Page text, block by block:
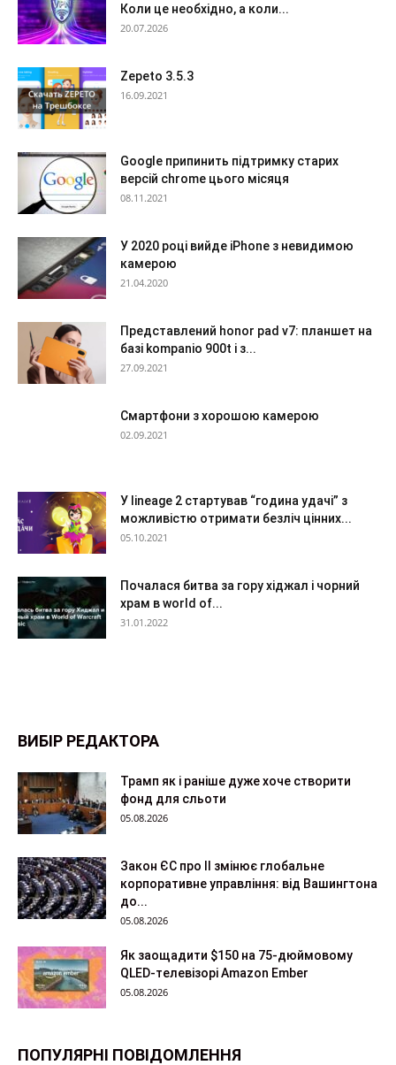
Коли це необхідно, а коли...
20.07.2026
Zepeto 3.5.3
16.09.2021
Google припинить підтримку старих
версій chrome цього місяця
08.11.2021
У 2020 році вийде iPhone з невидимою
камерою
21.04.2020
Представлений honor pad v7: планшет на
базі kompanio 900t і з...
27.09.2021
Смартфони з хорошою камерою
02.09.2021
У lineage 2 стартував “година удачі” з
можливістю отримати безліч цінних...
05.10.2021
Почалася битва за гору хіджал і чорний
храм в world of...
31.01.2022
ВИБІР РЕДАКТОРА
Трамп як і раніше дуже хоче створити
фонд для сльоти
05.08.2026
Закон ЄС про ІІ змінює глобальне
корпоративне управління: від Вашингтона
до...
05.08.2026
Як заощадити $150 на 75-дюймовому
QLED-телевізорі Amazon Ember
05.08.2026
ПОПУЛЯРНІ ПОВІДОМЛЕННЯ